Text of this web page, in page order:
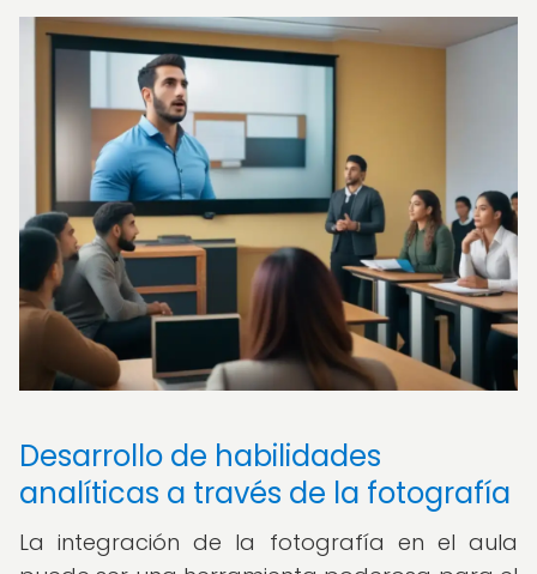
Desarrollo de habilidades
analíticas a través de la fotografía
La integración de la fotografía en el aula